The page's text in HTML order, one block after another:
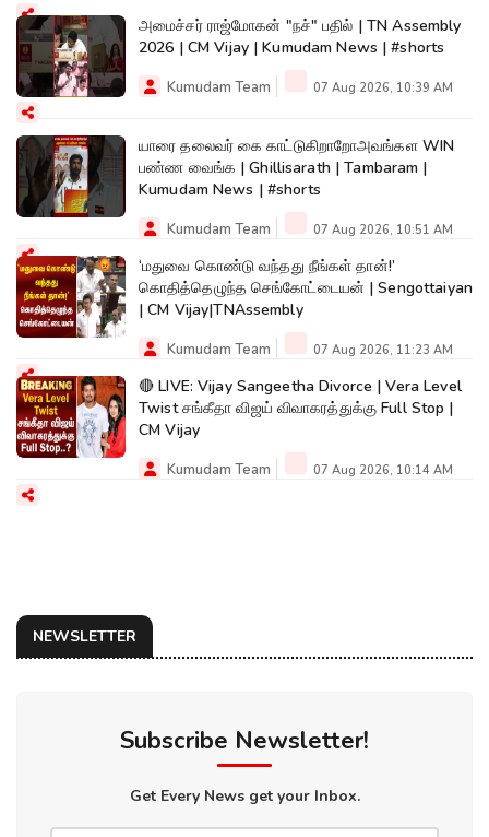
அமைச்சர் ராஜ்மோகன் "நச்" பதில் | TN Assembly
2026 | CM Vijay | Kumudam News | #shorts
Kumudam Team 07 Aug 2026, 10:39 AM
யாரை தலைவர் கை காட்டுகிறாறோஅவங்கள WIN
பண்ண வைங்க | Ghillisarath | Tambaram |
Kumudam News | #shorts
Kumudam Team 07 Aug 2026, 10:51 AM
‘மதுவை கொண்டு வந்தது நீங்கள் தான்!’
கொதித்தெழுந்த செங்கோட்டையன் | Sengottaiyan
| CM Vijay|TNAssembly
Kumudam Team 07 Aug 2026, 11:23 AM
🔴 LIVE: Vijay Sangeetha Divorce | Vera Level
Twist சங்கீதா விஜய் விவாகரத்துக்கு Full Stop |
CM Vijay
Kumudam Team 07 Aug 2026, 10:14 AM
NEWSLETTER
Subscribe Newsletter!
Get Every News get your Inbox.